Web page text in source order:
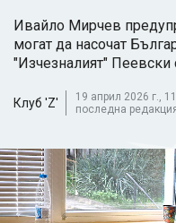
Ивайло Мирчев
могат да насочат
"Изчезналият"
Клуб 'Z'
19 април 2026 г.,
последна